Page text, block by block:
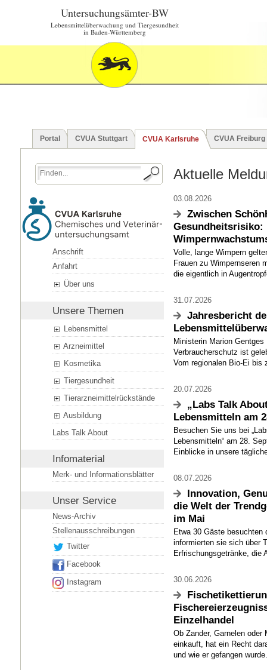
Untersuchungsämter-BW
Lebensmittelüberwachung und Tiergesundheit
in Baden-Württemberg
Portal CVUA Stuttgart CVUA Karlsruhe CVUA Freiburg
Anschrift
Anfahrt
Über uns
Unsere Themen
Lebensmittel
Arzneimittel
Kosmetika
Tiergesundheit
Tierarzneimittelrückstände
Ausbildung
Labs Talk About
Infomaterial
Merk- und Informationsblätter
Unser Service
News-Archiv
Stellenausschreibungen
Twitter
Facebook
Instagram
Aktuelle
03.08.2026
Zwischen
Gesundheitsrisiko:
Volle, lange Wimpern
Frauen zu Wimpernseren
die eigentlich in
31.07.2026
Jahresbericht
Ministerin Marion Gentges
Verbraucherschutz ist
Vom regionalen Bio-Ei
20.07.2026
„Labs Talk
Lebensmitteln am
Besuchen Sie uns bei
Lebensmitteln“ am 28.
Einblicke in unsere
08.07.2026
Innovation,
die Welt der
im Mai
Etwa 30 Gäste besuchten
informierten sie sich über
Erfrischungsgetränke, die
30.06.2026
Einzelhandel
Ob Zander, Garnelen
einkauft, hat ein Recht
und wie er gefangen